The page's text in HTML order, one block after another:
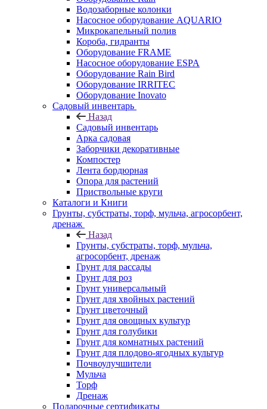
Водозаборные колонки
Насосное оборудование AQUARIO
Микрокапельный полив
Короба, гидранты
Оборудование FRAME
Насосное оборудование ESPA
Оборудование Rain Bird
Оборудование IRRITEC
Оборудование Inovato
Садовый инвентарь
Назад
Садовый инвентарь
Арка садовая
Заборчики декоративные
Компостер
Лента бордюрная
Опора для растений
Приствольные круги
Каталоги и Книги
Грунты, субстраты, торф, мульча, агросорбент,
дренаж
Назад
Грунты, субстраты, торф, мульча,
агросорбент, дренаж
Грунт для рассады
Грунт для роз
Грунт универсальный
Грунт для хвойных растений
Грунт цветочный
Грунт для овощных культур
Грунт для голубики
Грунт для комнатных растений
Грунт для плодово-ягодных культур
Почвоулучшители
Мульча
Торф
Дренаж
Подарочные сертификаты